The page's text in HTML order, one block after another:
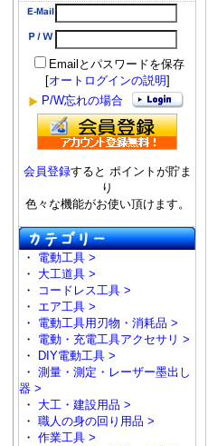
Emailとパスワードを保存
[オートログインの説明]
P/W忘れの場合
会員登録すると ポイントが貯ま
り
色々な機能がお使い頂けます。
・ 電動工具 >
・ 大工道具 >
・
コードレス工具 >
・ エア工具 >
・ 電動工具用刃物・消耗品 >
・ 電動・充電工具アクセサリ >
・
DIY電動工具 >
・ 測量・測定・レーザー墨出し
器 >
・ 大工・建設用品 >
・ 職人の身の回り用品 >
・ 作業工具 >